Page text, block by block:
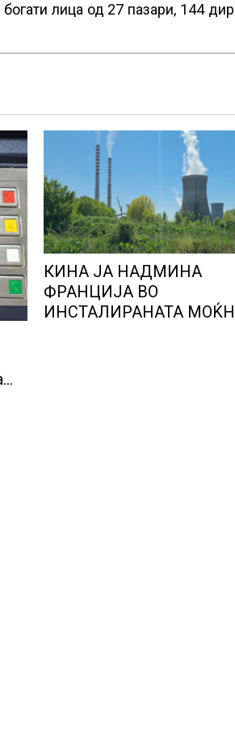
лица од 27 пазари, 144
КИНА ЈА НАДМИНА
ФРАНЦИЈА ВО
ИНСТАЛИРАНАТА